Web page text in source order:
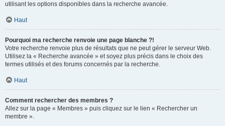
utilisant les options disponibles dans la recherche avancée.
Haut
Pourquoi ma recherche renvoie une page blanche ?!
Votre recherche renvoie plus de résultats que ne peut gérer le serveur Web.
Utilisez la « Recherche avancée » et soyez plus précis dans le choix des
termes utilisés et des forums concernés par la recherche.
Haut
Comment rechercher des membres ?
Allez sur la page « Membres » puis cliquez sur le lien « Rechercher un
membre ».